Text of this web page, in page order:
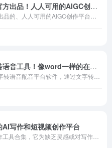
度加创作工具 – 百度官方出品！人人可用的AIGC创作平台
知意配音 – 在线文字转语音工具！像word一样的在线可视化配音编辑
写作和短视频创作平台